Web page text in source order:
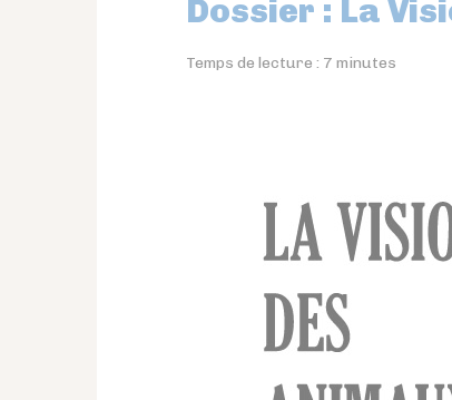
Dossier : La
Temps de lecture : 7 minutes